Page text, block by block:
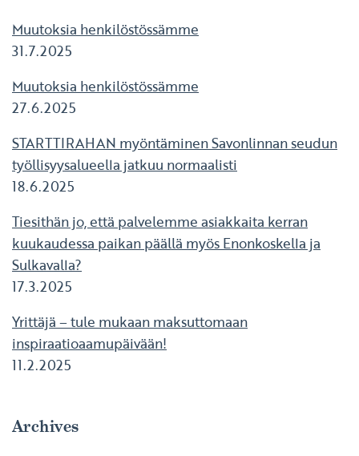
Muutoksia henkilöstössämme
31.7.2025
Muutoksia henkilöstössämme
27.6.2025
STARTTIRAHAN myöntäminen Savonlinnan seudun
työllisyysalueella jatkuu normaalisti
18.6.2025
Tiesithän jo, että palvelemme asiakkaita kerran
kuukaudessa paikan päällä myös Enonkoskella ja
Sulkavalla?
17.3.2025
Yrittäjä – tule mukaan maksuttomaan
inspiraatioaamupäivään!
11.2.2025
Archives